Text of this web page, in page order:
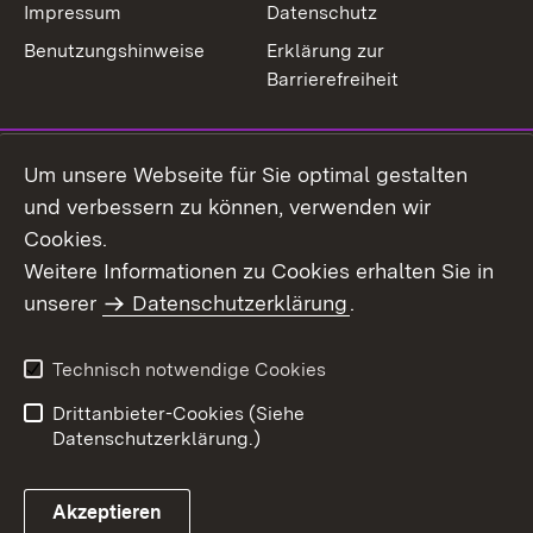
Impressum
Datenschutz
Benutzungshinweise
Erklärung zur
Barrierefreiheit
Um unsere Webseite für Sie optimal gestalten
und verbessern zu können, verwenden wir
Cookies.
Weitere Informationen zu Cookies erhalten Sie in
unserer
Datenschutzerklärung.
Technisch notwendige Cookies
Drittanbieter-Cookies (Siehe
Datenschutzerklärung.)
Akzeptieren